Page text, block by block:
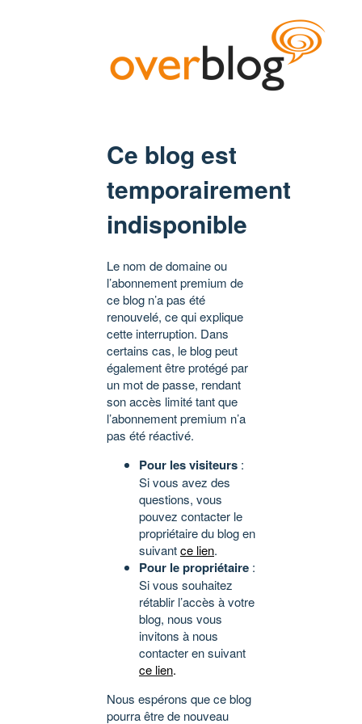
Ce blog est
temporairement
indisponible
Le nom de domaine ou
l’abonnement premium de
ce blog n’a pas été
renouvelé, ce qui explique
cette interruption. Dans
certains cas, le blog peut
également être protégé par
un mot de passe, rendant
son accès limité tant que
l’abonnement premium n’a
pas été réactivé.
Pour les visiteurs :
Si vous avez des
questions, vous
pouvez contacter le
propriétaire du blog en
suivantce lien.
Pour le propriétaire :
Si vous souhaitez
rétablir l’accès à votre
blog, nous vous
invitons à nous
contacter en suivant
ce lien.
Nous espérons que ce blog
pourra être de nouveau